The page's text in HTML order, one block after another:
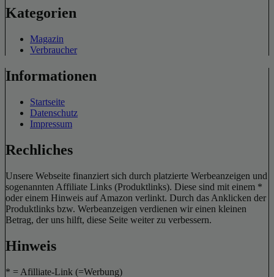
Kategorien
Magazin
Verbraucher
Informationen
Startseite
Datenschutz
Impressum
Rechliches
Unsere Webseite finanziert sich durch platzierte Werbeanzeigen und
sogenannten Affiliate Links (Produktlinks). Diese sind mit einem *
oder einem Hinweis auf Amazon verlinkt. Durch das Anklicken der
Produktlinks bzw. Werbeanzeigen verdienen wir einen kleinen
Betrag, der uns hilft, diese Seite weiter zu verbessern.
Hinweis
* = Afilliate-Link (=Werbung)